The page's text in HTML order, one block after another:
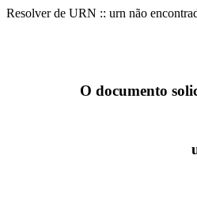
Resolver de URN :: urn não
O documento